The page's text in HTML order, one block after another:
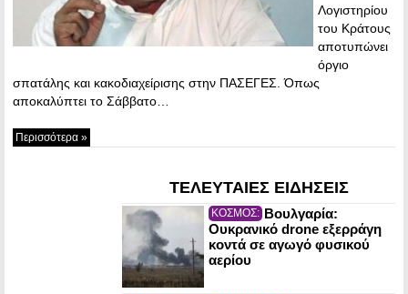
Λογιστηρίου
του Κράτους
αποτυπώνει
όργιο
σπατάλης και κακοδιαχείρισης στην ΠΑΣΕΓΕΣ. Όπως
αποκαλύπτει το Σάββατο…
Περισσότερα »
ΤΕΛΕΥΤΑΙΕΣ ΕΙΔΗΣΕΙΣ
ΚΟΣΜΟΣ: Βουλγαρία:
Ουκρανικό drone εξερράγη
κοντά σε αγωγό φυσικού
αερίου